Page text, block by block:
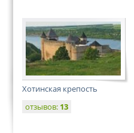
Хотинская крепость
отзывов: 13